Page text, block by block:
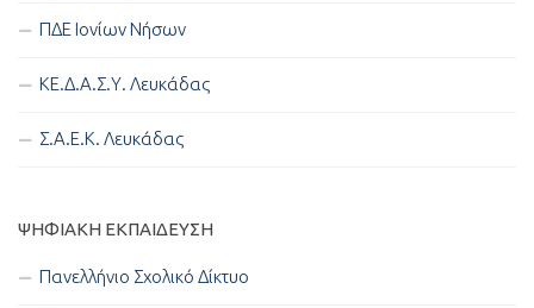
ΠΔΕ Ιονίων Νήσων
ΚΕ.Δ.Α.Σ.Υ. Λευκάδας
Σ.Α.Ε.Κ. Λευκάδας
ΨΗΦΙΑΚΉ ΕΚΠΑΊΔΕΥΣΗ
Πανελλήνιο Σχολικό Δίκτυο